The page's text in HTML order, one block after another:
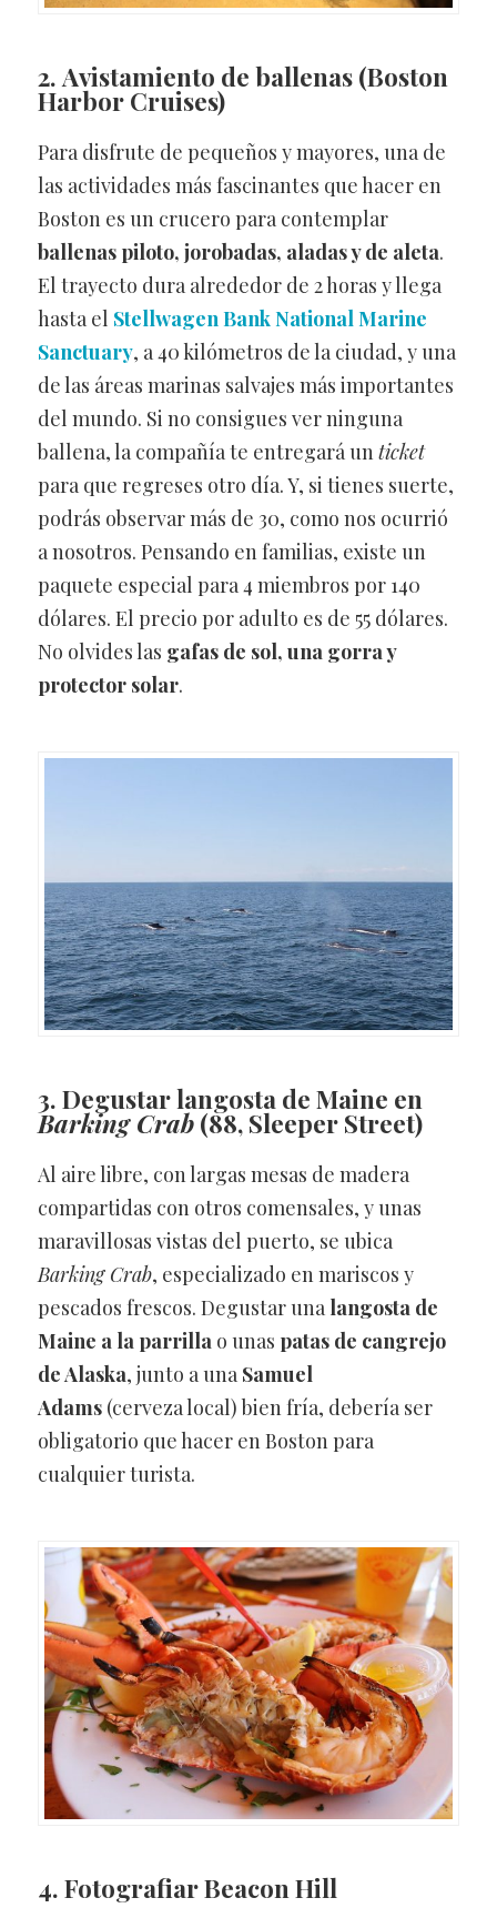
2. Avistamiento de ballenas(Boston
Harbor Cruises)
Para disfrute de pequeños y mayores, una de
las actividades más fascinantes que hacer en
Boston es un crucero para contemplar
ballenas piloto, jorobadas, aladas y de aleta.
El trayecto dura alrededor de 2 horas y llega
hasta el Stellwagen Bank National Marine
Sanctuary, a 40 kilómetros de la ciudad, y una
de las áreas marinas salvajes más importantes
del mundo. Si no consigues ver ninguna
ballena, la compañía te entregará un ticket
para que regreses otro día. Y, si tienes suerte,
podrás observar más de 30, como nos ocurrió
a nosotros. Pensando en familias, existe un
paquete especial para 4 miembros por 140
dólares. El precio por adulto es de 55 dólares.
No olvides las gafas de sol, una gorra y
protector solar.
3. Degustar langosta de Maine en
Barking Crab(88, Sleeper Street)
Al aire libre, con largas mesas de madera
compartidas con otros comensales, y unas
maravillosas vistas del puerto, se ubica
Barking Crab, especializado en mariscos y
pescados frescos. Degustar una langosta de
Maine a la parrillao unas patas de cangrejo
de Alaska, junto a una Samuel
Adams(cerveza local) bien fría, debería ser
obligatorio que hacer en Boston para
cualquier turista.
4. Fotografiar Beacon Hill